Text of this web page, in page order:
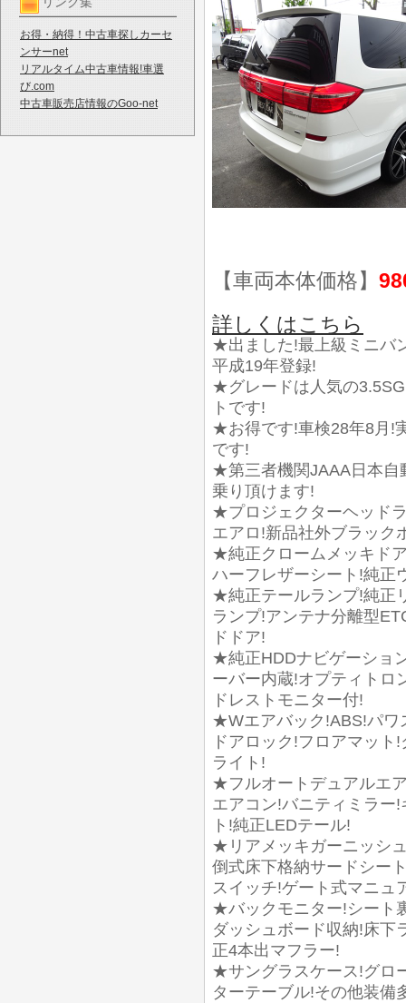
お得・納得！中古車探しカーセ
ンサーnet
リアルタイム中古車情報!車選
び.com
中古車販売店情報のGoo-net
【車両本体価格】
詳しくはこちら
★出ました!最上級ミニバ
平成19年登録!
★グレードは人気の
トです!
★お得です!車検28年8月!
です!
★第三者機関JAAA日本自
乗り頂けます!
★プロジェクターヘッド
エアロ!新品社外ブラック
★純正クロームメッキド
ハーフレザーシート!純正
★純正テールランプ!純正
ランプ!アンテナ分離型
ドドア!
★純正HDDナビゲーショ
ーバー内蔵!オプティトロ
ドレストモニター付!
★Wエアバック!ABS!パワ
ドアロック!フロアマッ
ライト!
★フルオートデュアルエ
エアコン!バニティミラー
ト!純正LEDテール!
★リアメッキガーニッシ
倒式床下格納サードシー
スイッチ!ゲート式マニュ
★バックモニター!シート
ダッシュボード収納!床下
正4本出マフラー!
★サングラスケース!グロ
ターテーブル!その他装備